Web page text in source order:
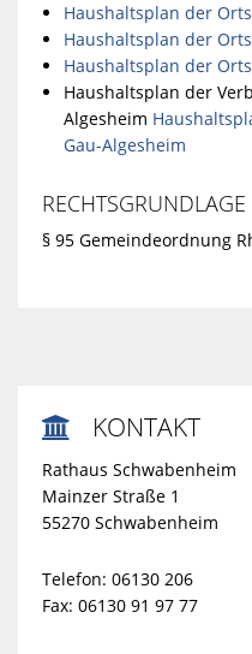
Haushaltsplan der
Haushaltsplan der
Haushaltsplan der
Haushaltsplan der
Algesheim
Gau-Algesheim
RECHTSGRUNDLAGE
§ 95 Gemeindeordnung
 KONTAKT
Rathaus Schwabenheim
Mainzer Straße 1
55270 Schwabenheim
Telefon: 06130 206
Fax: 06130 91 97 77